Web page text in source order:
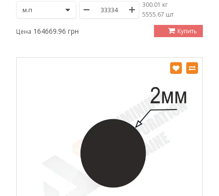
300.01 кг
/5555.67 шт
Цена 164669.96 грн Купить